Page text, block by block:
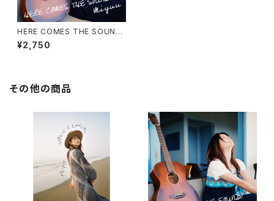
HERE COMES THE SOUND!
（CD+DVD）
¥2,750
その他の商品